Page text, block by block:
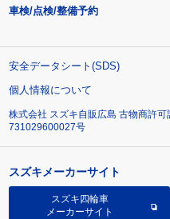
車検/点検/整備予約
安全データシート(SDS)
個人情報について
株式会社 スズキ自販広島 古物商許
731029600027号
スズキメーカーサイト
スズキ四輪車
メーカーサイト